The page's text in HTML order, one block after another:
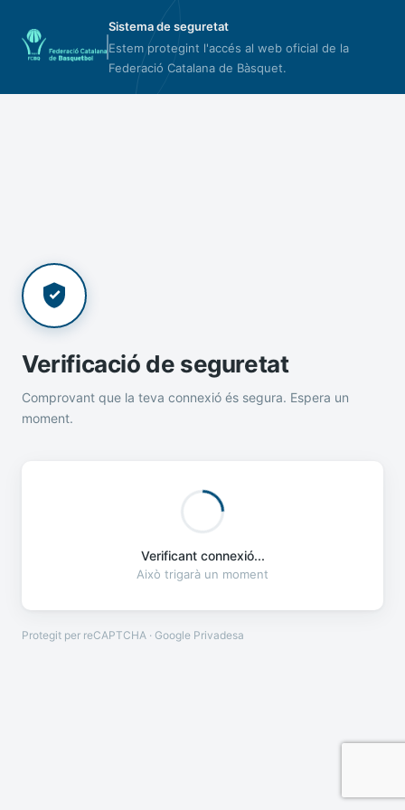
Sistema de seguretat
Estem protegint l'accés al web oficial de la
Federació Catalana de Bàsquet.
Verificació de seguretat
Comprovant que la teva connexió és segura. Espera un
moment.
Verificant connexió...
Això trigarà un moment
Protegit per reCAPTCHA · Google Privadesa